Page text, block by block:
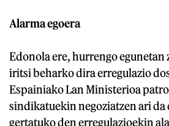
Alarma egoera
Edonola ere, hurrengo egunetan
iritsi beharko dira erregulazio
Espainiako Lan Ministerioa
sindikatuekin negoziatzen ari da
gertatuko den erregulazioekin